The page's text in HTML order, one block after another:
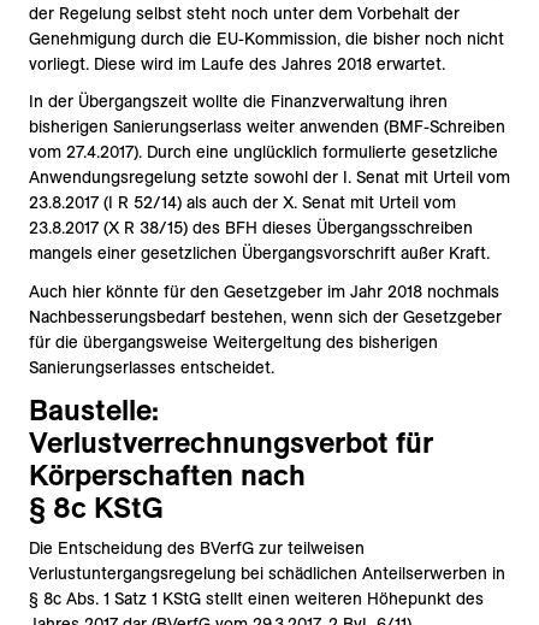
der Regelung selbst steht noch unter dem Vorbehalt der
Genehmigung durch die EU-Kommission, die bisher noch nicht
vorliegt. Diese wird im Laufe des Jahres 2018 erwartet.
In der Übergangszeit wollte die Finanzverwaltung ihren
bisherigen Sanierungserlass weiter anwenden (BMF-Schreiben
vom 27.4.2017). Durch eine unglücklich formulierte gesetzliche
Anwendungsregelung setzte sowohl der I. Senat mit Urteil vom
23.8.2017 (I R 52/14) als auch der X. Senat mit Urteil vom
23.8.2017 (X R 38/15) des BFH dieses Übergangsschreiben
mangels einer gesetzlichen Übergangsvorschrift außer Kraft.
Auch hier könnte für den Gesetzgeber im Jahr 2018 nochmals
Nachbesserungsbedarf bestehen, wenn sich der Gesetzgeber
für die übergangsweise Weitergeltung des bisherigen
Sanierungserlasses entscheidet.
Baustelle:
Verlustverrechnungsverbot für
Körperschaften nach
§ 8c KStG
Die Entscheidung des BVerfG zur teilweisen
Verlustuntergangsregelung bei schädlichen Anteilserwerben in
§ 8c Abs. 1 Satz 1 KStG stellt einen weiteren Höhepunkt des